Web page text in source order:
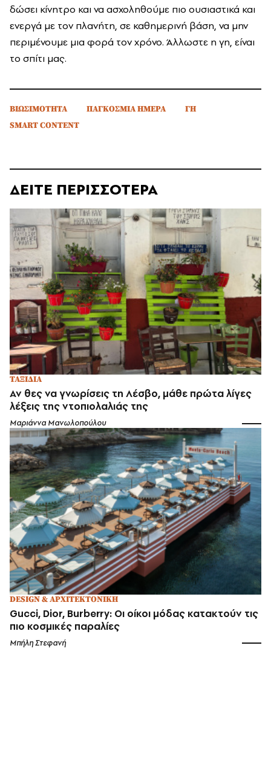
δώσει κίνητρο και να ασχοληθούμε πιο ουσιαστικά και
ενεργά με τον πλανήτη, σε καθημερινή βάση, να μην
περιμένουμε μια φορά τον χρόνο. Άλλωστε η γη, είναι
το σπίτι μας.
ΒΙΩΣΙΜΟΤΗΤΑ ΠΑΓΚΟΣΜΙΑ ΗΜΕΡΑ
ΓΗ
SMART CONTENT
ΔΕΙΤΕ ΠΕΡΙΣΣΟΤΕΡΑ
ΤΑΞΙΔΙΑ
Αν θες να γνωρίσεις τη Λέσβο, μάθε πρώτα λίγες
λέξεις της ντοπιολαλιάς της
Μαριάννα Μανωλοπούλου
DESIGN & ΑΡΧΙΤΕΚΤΟΝΙΚΗ
Gucci, Dior, Burberry: Οι οίκοι μόδας κατακτούν τις
πιο κοσμικές παραλίες
Μπήλη Στεφανή